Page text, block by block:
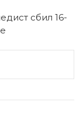
сбил 16-